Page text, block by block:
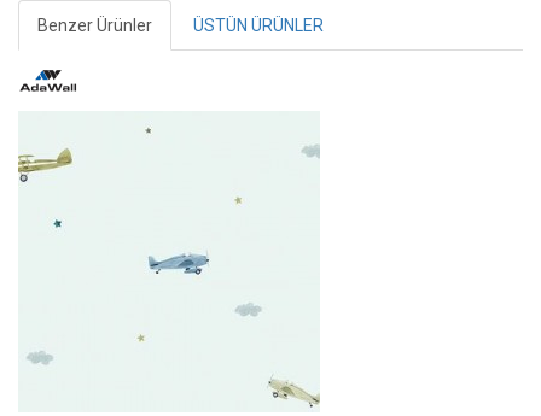
Benzer Ürünler ÜSTÜN ÜRÜNLER